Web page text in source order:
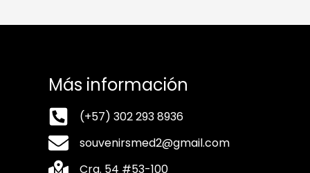
Más información
(+57) 302 293 8936
souvenirsmed2@gmail.com
Cra. 54 #53-100